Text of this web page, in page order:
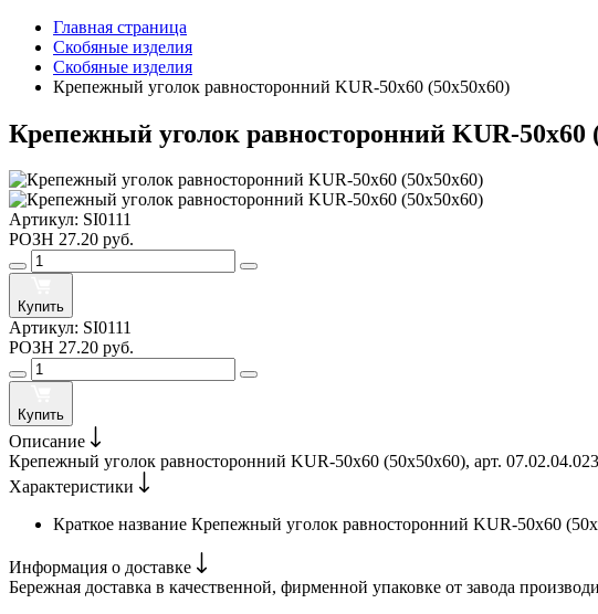
Главная страница
Скобяные изделия
Скобяные изделия
Крепежный уголок равносторонний KUR-50х60 (50х50х60)
Крепежный уголок равносторонний KUR-50х60
Артикул: SI0111
РОЗН 27.20 руб.
Купить
Артикул: SI0111
РОЗН 27.20 руб.
Купить
Описание
Крепежный уголок равносторонний KUR-50х60 (50х50х60), арт. 07.02.04.023
Характеристики
Краткое название Крепежный уголок равносторонний KUR-50х60
Информация о доставке
Бережная доставка в качественной, фирменной упаковке от завода